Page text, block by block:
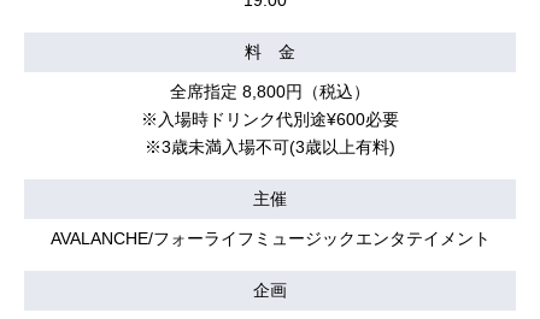
料 金
全席指定 8,800円（税込）
※入場時ドリンク代別途¥600必要
※3歳未満入場不可(3歳以上有料)
主催
AVALANCHE/フォーライフミュージックエンタテイメント
企画